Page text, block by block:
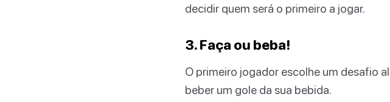
decidir quem será o primeiro a jogar.
3. Faça ou beba!
O primeiro jogador escolhe um desafio
beber um gole da sua bebida.